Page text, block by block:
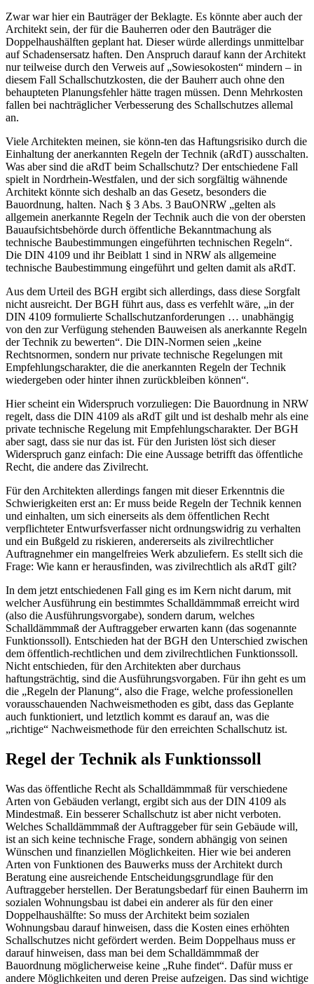
Zwar war hier ein Bauträger der Beklagte. Es könnte aber auch der
Architekt sein, der für die Bauherren oder den Bauträger die
Doppelhaushälften geplant hat. Dieser würde allerdings unmittelbar
auf Schadensersatz haften. Den Anspruch darauf kann der Architekt
nur teilweise durch den Verweis auf „Sowiesokosten“ mindern – in
diesem Fall Schallschutzkosten, die der Bauherr auch ohne den
behaupteten Planungsfehler hätte tragen müssen. Denn Mehrkosten
fallen bei nachträglicher Verbesserung des Schallschutzes allemal
an.
Viele Architekten meinen, sie könn-ten das Haftungsrisiko durch die
Einhaltung der anerkannten Regeln der Technik (aRdT) ausschalten.
Was aber sind die aRdT beim Schallschutz? Der entschiedene Fall
spielt in Nord­rhein-Westfalen, und der sich sorgfältig wähnende
Architekt könnte sich deshalb an das Gesetz, besonders die
Bauordnung, halten. Nach § 3 Abs. 3 BauONRW „gelten als
allgemein anerkannte Regeln der Technik auch die von der obersten
Bauaufsichtsbehörde durch öffentliche Bekanntmachung als
technische Baubestimmungen eingeführten technischen Regeln“.
Die DIN 4109 und ihr Beiblatt 1 sind in NRW als allgemeine
technische Baubestimmung eingeführt und gelten damit als aRdT.
Aus dem Urteil des BGH ergibt sich allerdings, dass diese Sorgfalt
nicht ausreicht. Der BGH führt aus, dass es verfehlt wäre, „in der
DIN 4109 formulierte Schallschutzanforderungen … unabhängig
von den zur Verfügung stehenden Bauweisen als anerkannte Regeln
der Technik zu bewerten“. Die DIN-Normen seien „keine
Rechtsnormen, sondern nur private technische Regelungen mit
Empfehlungscharakter, die die anerkannten Regeln der Technik
wiedergeben oder hinter ihnen zurückbleiben können“.
Hier scheint ein Widerspruch vorzuliegen: Die Bauordnung in NRW
regelt, dass die DIN 4109 als aRdT gilt und ist deshalb mehr als eine
private technische Regelung mit Empfehlungscharakter. Der BGH
aber sagt, dass sie nur das ist. Für den Juristen löst sich dieser
Widerspruch ganz einfach: Die eine Aussage betrifft das öffentliche
Recht, die andere das Zivilrecht.
Für den Architekten allerdings fangen mit dieser Erkenntnis die
Schwierigkeiten erst an: Er muss beide Regeln der Technik kennen
und einhalten, um sich einerseits als dem öffentlichen Recht
verpflichteter Entwurfsverfasser nicht ordnungswidrig zu verhalten
und ein Bußgeld zu riskieren, andererseits als zivilrechtlicher
Auftragnehmer ein mangelfreies Werk abzuliefern. Es stellt sich die
Frage: Wie kann er herausfinden, was zivilrechtlich als aRdT gilt?
In dem jetzt entschiedenen Fall ging es im Kern nicht darum, mit
welcher Ausführung ein bestimmtes Schalldämmmaß erreicht wird
(also die Ausführungsvorgabe), sondern darum, welches
Schalldämmmaß der Auftraggeber erwarten kann (das sogenannte
Funktionssoll). Entschieden hat der BGH den Unterschied zwischen
dem öffentlich-rechtlichen und dem zivilrechtlichen Funktionssoll.
Nicht entschieden, für den Architekten aber durchaus
haftungsträchtig, sind die Ausführungsvorgaben. Für ihn geht es um
die „Regeln der Planung“, also die Frage, welche professionellen
vorausschauenden Nachweismethoden es gibt, dass das Geplante
auch funktioniert, und letztlich kommt es darauf an, was die
„richtige“ Nachweismethode für den erreichten Schallschutz ist.
Regel der Technik als Funktionssoll
Was das öffentliche Recht als Schalldämmmaß für verschiedene
Arten von Gebäuden verlangt, ergibt sich aus der DIN 4109 als
Mindestmaß. Ein besserer Schallschutz ist aber nicht verboten.
Welches Schalldämmmaß der Auftraggeber für sein Gebäude will,
ist an sich keine technische Frage, sondern abhängig von seinen
Wünschen und finanziellen Möglichkeiten. Hier wie bei anderen
Arten von Funktionen des Bauwerks muss der Architekt durch
Beratung eine ausreichende Entscheidungsgrundlage für den
Auftraggeber herstellen. Der Beratungsbedarf für einen Bauherrn im
sozialen Wohnungsbau ist dabei ein anderer als für den einer
Doppelhaushälfte: So muss der Architekt beim sozialen
Wohnungsbau darauf hinweisen, dass die Kosten eines erhöhten
Schallschutzes nicht gefördert werden. Beim Doppelhaus muss er
darauf hinweisen, dass man bei dem Schalldämmmaß der
Bauordnung möglicherweise keine „Ruhe findet“. Dafür muss er
andere Möglichkeiten und deren Preise aufzeigen. Das sind wichtige